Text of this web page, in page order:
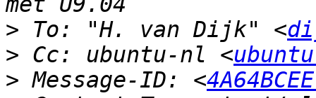
> To: "H. van Dijk" <
> Cc: ubuntu-nl <
> Message-ID: <